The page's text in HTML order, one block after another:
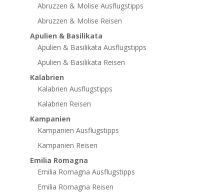
Abruzzen & Molise Ausflugstipps
Abruzzen & Molise Reisen
Apulien & Basilikata
Apulien & Basilikata Ausflugstipps
Apulien & Basilikata Reisen
Kalabrien
Kalabrien Ausflugstipps
Kalabrien Reisen
Kampanien
Kampanien Ausflugstipps
Kampanien Reisen
Emilia Romagna
Emilia Romagna Ausflugstipps
Emilia Romagna Reisen